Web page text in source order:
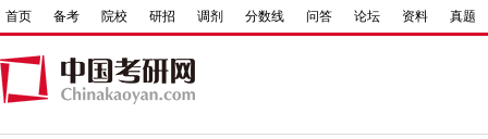
首页 备考 院校 研招 调剂 分数线 问答 论坛 资料 真题